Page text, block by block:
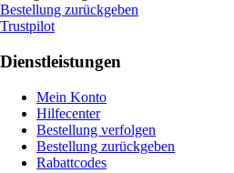
Bestellung zurückgeben
Trustpilot
Dienstleistungen
Mein Konto
Hilfecenter
Bestellung verfolgen
Bestellung zurückgeben
Rabattcodes